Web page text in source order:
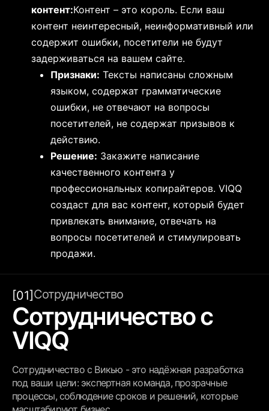
контент:Контент – это король. Если ваш
контент неинтересный, неинформативный или
содержит ошибки, посетители не будут
задерживаться на вашем сайте.
Признаки: Тексты написаны сложным
языком, содержат грамматические
ошибки, не отвечают на вопросы
посетителей, не содержат призывов к
действию.
Решение: Закажите написание
качественного контента у
профессиональных копирайтеров. VIQQ
создаст для вас контент, который будет
привлекать внимание, отвечать на
вопросы посетителей и стимулировать
продажи.
[01]Сотрудничество
Сотрудничество с
VIQQ
Сотрудничество с Викью - это надёжная разработка
под ваши цели: экспертная команда, прозрачные
процессы, соблюдение сроков и решений, которые